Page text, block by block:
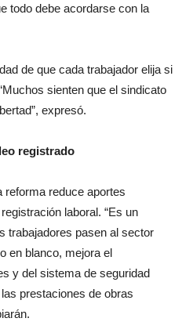
todo debe acordarse con la
de que cada trabajador elija si
sienten que el sindicato
expresó.
registrado
reforma reduce aportes
laboral. “Es un
trabajadores pasen al sector
en blanco, mejora el
y del sistema de seguridad
prestaciones de obras